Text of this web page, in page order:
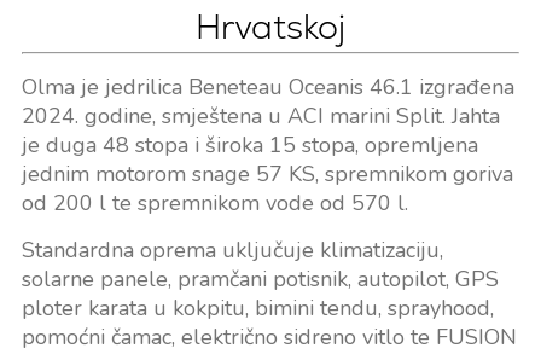
Hrvatskoj
Olma je jedrilica Beneteau Oceanis 46.1 izgrađena
2024. godine, smještena u ACI marini Split. Jahta
je duga 48 stopa i široka 15 stopa, opremljena
jednim motorom snage 57 KS, spremnikom goriva
od 200 l te spremnikom vode od 570 l.
Standardna oprema uključuje klimatizaciju,
solarne panele, pramčani potisnik, autopilot, GPS
ploter karata u kokpitu, bimini tendu, sprayhood,
pomoćni čamac, električno sidreno vitlo te FUSION